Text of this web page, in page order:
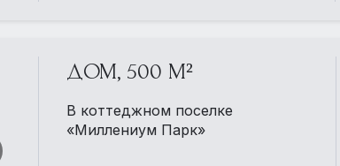
ДОМ, 500 М²
В коттеджном поселке
«Миллениум Парк»